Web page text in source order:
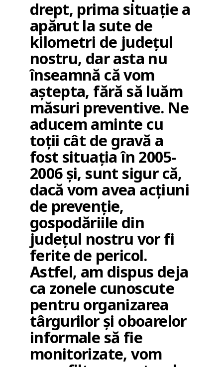
drept, prima situație a
apărut la sute de
kilometri de județul
nostru, dar asta nu
înseamnă că vom
aștepta, fără să luăm
măsuri preventive. Ne
aducem aminte cu
toții cât de gravă a
fost situația în 2005-
2006 și, sunt sigur că,
dacă vom avea acțiuni
de prevenție,
gospodăriile din
județul nostru vor fi
ferite de pericol.
Astfel, am dispus deja
ca zonele cunoscute
pentru organizarea
târgurilor și oboarelor
informale să fie
monitorizate, vom